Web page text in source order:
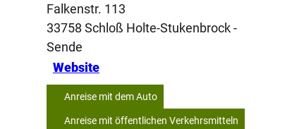
Falkenstr. 113
33758 Schloß Holte-Stukenbrock-
Sende
Website
Anreise mit dem Auto
Anreise mit öffentlichen Verkehrsmitteln